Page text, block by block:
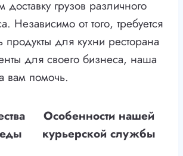
доставку грузов различного
Независимо от того, требуется
продукты для кухни ресторана
для своего бизнеса, наша
вам помочь.
Особенности нашей
курьерской службы